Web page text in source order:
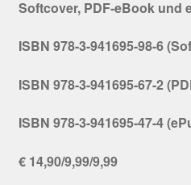
Softcover, PDF-eBook und
ISBN 978-3-941695-98-6
ISBN 978-3-941695-67-2
ISBN 978-3-941695-47-4
€ 14,90/9,99/9,99